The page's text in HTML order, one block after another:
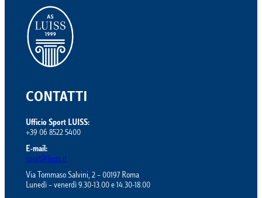
CONTATTI
Ufficio Sport LUISS:
+39 06 8522 5400
E-mail:
sport@luiss.it
Via Tommaso Salvini, 2 – 00197 Roma
Lunedì – venerdì 9.30-13.00 e 14.30-18.00